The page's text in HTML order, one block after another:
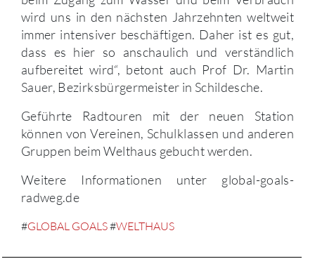
wird uns in den nächsten Jahrzehnten weltweit
immer intensiver beschäftigen. Daher ist es gut,
dass es hier so anschaulich und verständlich
aufbereitet wird“, betont auch Prof Dr. Martin
Sauer, Bezirksbürgermeister in Schildesche.
Geführte Radtouren mit der neuen Station
können von Vereinen, Schulklassen und anderen
Gruppen beim Welthaus gebucht werden.
Weitere Informationen unter global-goals-
radweg.de
#GLOBAL GOALS#WELTHAUS